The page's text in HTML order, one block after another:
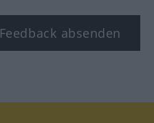
Feedback absenden